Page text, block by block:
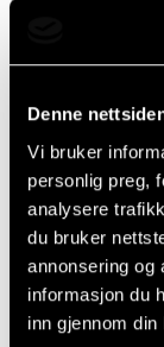
Denne
Vi bruker
personlig preg,
analysere
du bruker
annonsering og
informasjon du
inn gjennom